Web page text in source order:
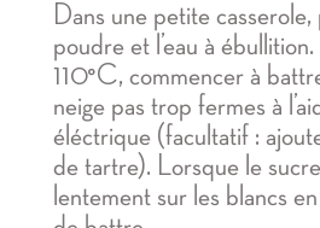
Dans une petite
poudre et l’eau à
110°C, commencer à
neige pas trop fermes à
éléctrique (facultatif :
de tartre). Lorsque le
lentement sur les blancs